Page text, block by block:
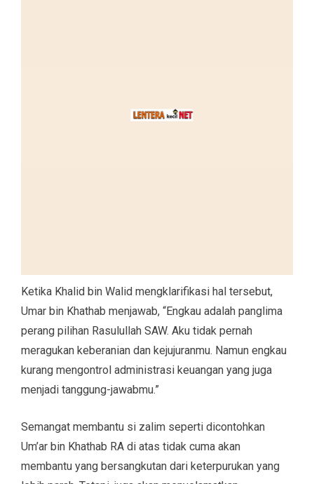
Ketika Khalid bin Walid mengklarifikasi hal tersebut,
Umar bin Khathab menjawab, “Engkau adalah panglima
perang pilihan Rasulullah SAW. Aku tidak pernah
meragukan keberanian dan kejujuranmu. Namun engkau
kurang mengontrol administrasi keuangan yang juga
menjadi tanggung-jawabmu.”
Semangat membantu si zalim seperti dicontohkan
Um’ar bin Khathab RA di atas tidak cuma akan
membantu yang bersangkutan dari keterpurukan yang